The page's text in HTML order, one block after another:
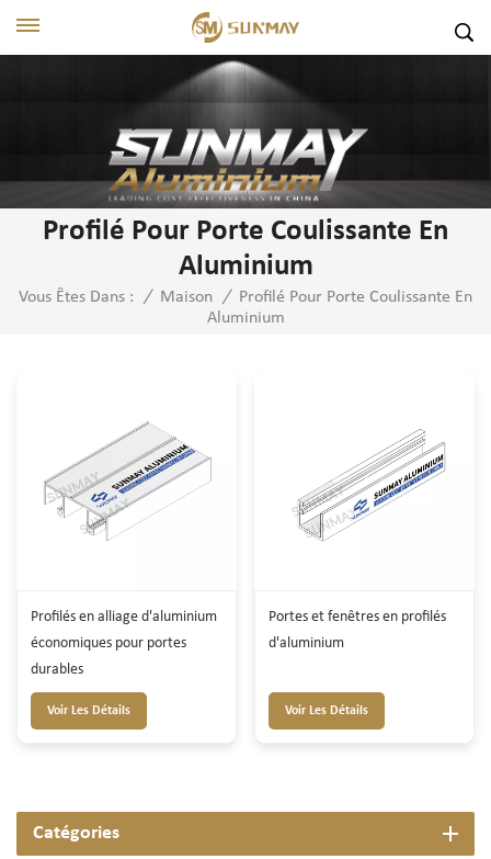
Profilé Pour Porte Coulissante En
Aluminium
Vous Êtes Dans : / Maison /
Profilé Pour Porte Coulissante En
Aluminium
Profilés en alliage d'aluminium
économiques pour portes
durables
Voir Les Détails
Portes et fenêtres en profilés
d'aluminium
Voir Les Détails
Catégories